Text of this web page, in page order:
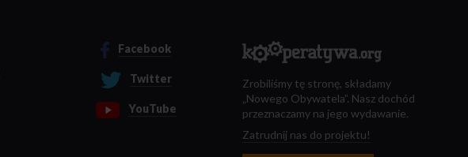
Facebook
Twitter
YouTube
Zrobiliśmy tę stronę, składamy
„Nowego Obywatela”. Nasz dochód
przeznaczamy na jego wydawanie.
Zatrudnij nas do projektu!